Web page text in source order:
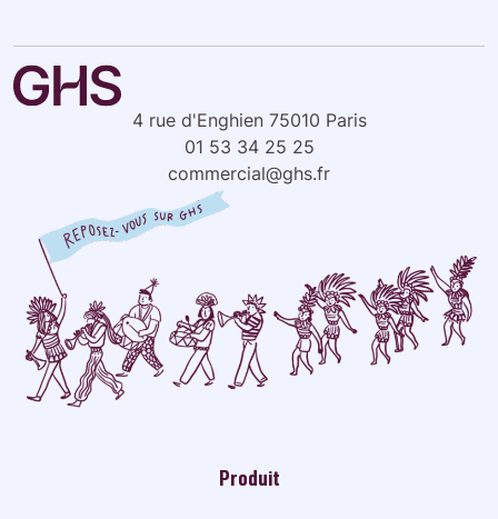
4 rue d'Enghien 75010 Paris
01 53 34 25 25
commercial@ghs.fr
Produit